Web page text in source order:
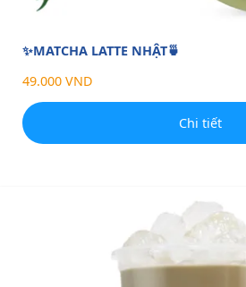
✨MATCHA LATTE NHẬT🍵
49.000 VND
Chi tiết